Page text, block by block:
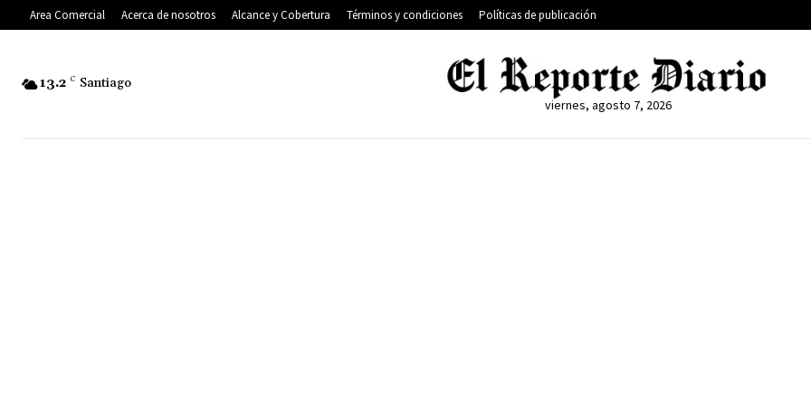
Area Comercial Acerca de nosotros Alcance y Cobertura Términos y condiciones Políticas de publicación
13.2 C Santiago
viernes, agosto 7, 2026